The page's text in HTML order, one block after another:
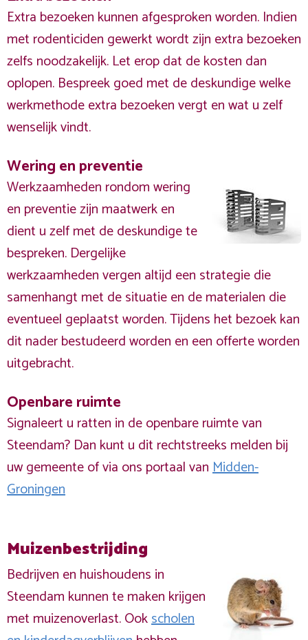
Extra bezoeken kunnen afgesproken worden. Indien
met rodenticiden gewerkt wordt zijn extra bezoeken
zelfs noodzakelijk. Let erop dat de kosten dan
oplopen. Bespreek goed met de deskundige welke
werkmethode extra bezoeken vergt en wat u zelf
wenselijk vindt.
Wering en preventie
Werkzaamheden rondom wering
en preventie zijn maatwerk en
dient u zelf met de deskundige te
bespreken. Dergelijke
werkzaamheden vergen altijd een strategie die
samenhangt met de situatie en de materialen die
eventueel geplaatst worden. Tijdens het bezoek kan
dit nader bestudeerd worden en een offerte worden
uitgebracht.
Openbare ruimte
Signaleert u ratten in de openbare ruimte van
Steendam? Dan kunt u dit rechtstreeks melden bij
uw gemeente of via ons portaal vanMidden-
Groningen
Muizenbestrijding
Bedrijven en huishoudens in
Steendam kunnen te maken krijgen
met muizenoverlast. Ookscholen